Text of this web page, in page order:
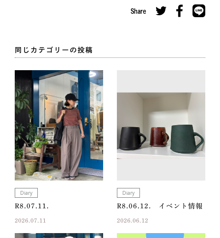
Share
同じカテゴリーの投稿
Diary
R8.07.11.
2026.07.11
Diary
R8.06.12. イベント情報
2026.06.12